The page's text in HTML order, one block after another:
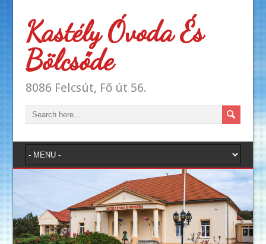
Kastély Óvoda És
Bölcsőde
8086 Felcsút, Fő út 56.